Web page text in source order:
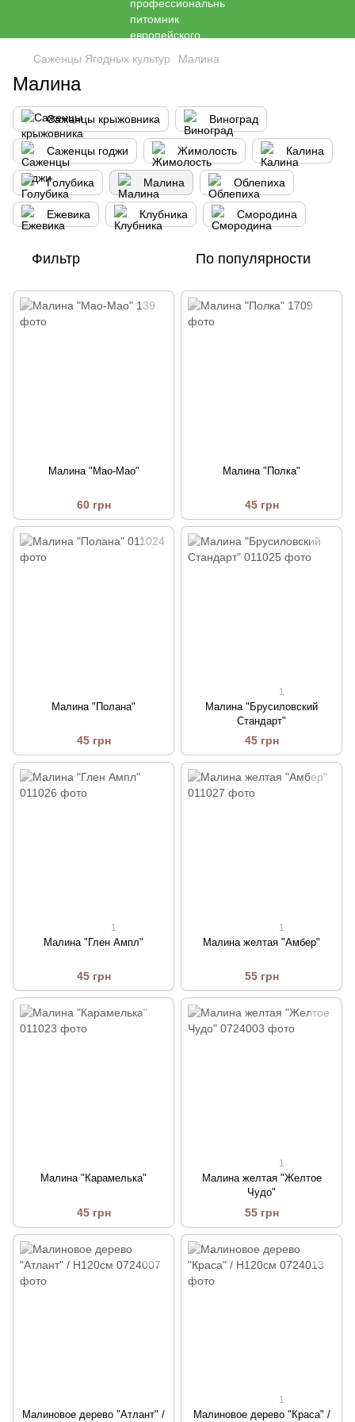
Саженцы Ягодных культур Малина
Малина
Саженцы крыжовника Виноград
Саженцы годжи Жимолость Калина
Голубика Малина Облепиха
Ежевика Клубника Cмородина
Фильтр По популярности
Малина "Мао-Мао"
60 грн
Малина "Полка"
45 грн
Малина "Полана"
45 грн
1
Малина "Брусиловский
Стандарт"
45 грн
1
Малина "Глен Ампл"
45 грн
1
Малина желтая "Амбер"
55 грн
Малина "Карамелька"
45 грн
1
Малина желтая "Желтое
Чудо"
55 грн
Малиновое дерево "Атлант" /
1
Малиновое дерево "Краса" /